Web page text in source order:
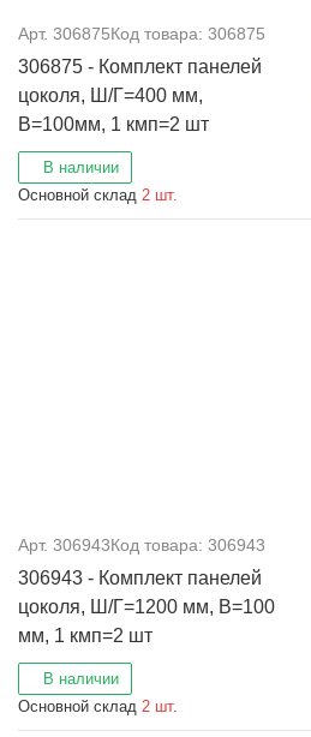
Арт. 306875Код товара: 306875
306875 - Комплект панелей
цоколя, Ш/Г=400 мм,
В=100мм, 1 кмп=2 шт
В наличии
Основной склад 2 шт.
Арт. 306943Код товара: 306943
306943 - Комплект панелей
цоколя, Ш/Г=1200 мм, В=100
мм, 1 кмп=2 шт
В наличии
Основной склад 2 шт.